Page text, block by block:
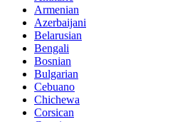
Armenian
Azerbaijani
Belarusian
Bengali
Bosnian
Bulgarian
Cebuano
Chichewa
Corsican